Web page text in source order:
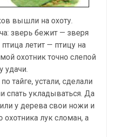
вышли на охоту.
зверь бежит — зверя
летит — птицу на
охотник точно слепой
удачи.
тайге, устали, сделали
спать укладываться. Да
у дерева свои но­жи и
охотника лук сломан, а